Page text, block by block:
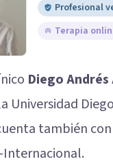
Profesional
Terapia
Diego
Universidad
también